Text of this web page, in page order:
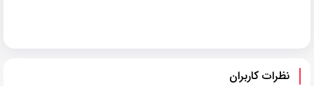
نظرات کاربران